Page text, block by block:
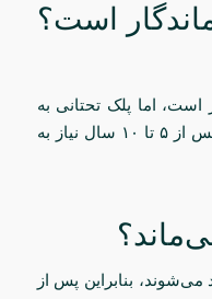
است؟
است، اما پلک تحتانی به
دلیل ادامه روند پیری، ممکن است پس از ۵ تا ۱۰ سال نیاز به
بنابراین پس از